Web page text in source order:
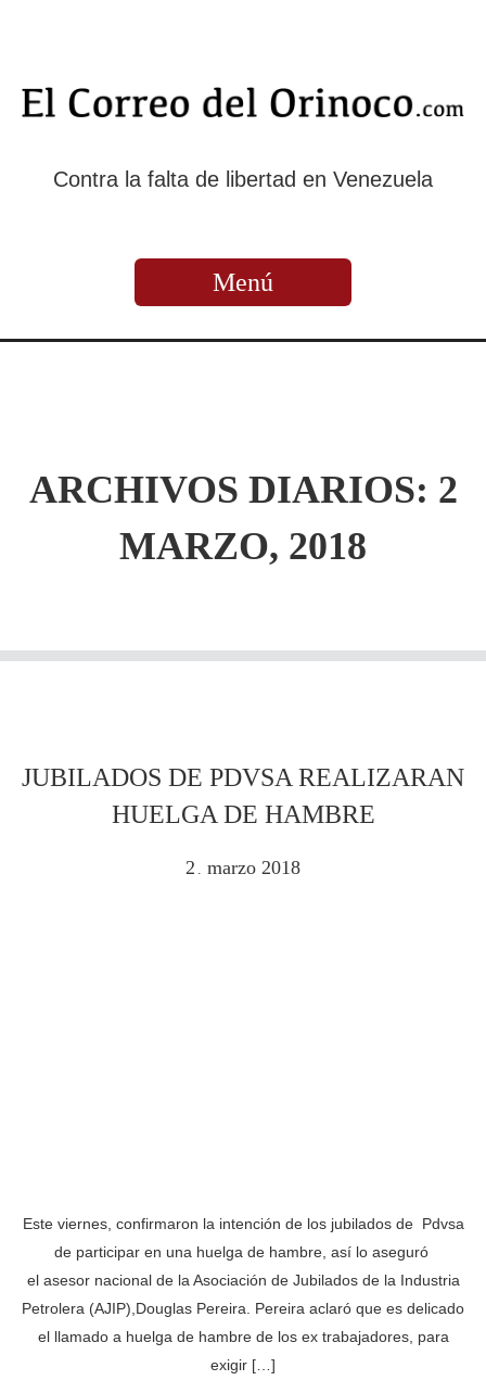
Contra la falta de libertad en Venezuela
Menú
ARCHIVOS DIARIOS: 2
MARZO, 2018
JUBILADOS DE PDVSA REALIZARAN
HUELGA DE HAMBRE
2 . marzo 2018
Este viernes, confirmaron la intención de los jubilados de Pdvsa
de participar en una huelga de hambre, así lo aseguró
el asesor nacional de la Asociación de Jubilados de la Industria
Petrolera (AJIP),Douglas Pereira. Pereira aclaró que es delicado
el llamado a huelga de hambre de los ex trabajadores, para
exigir […]